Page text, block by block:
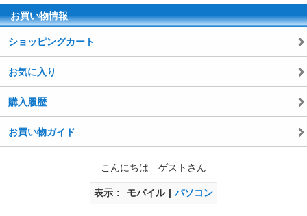
お買い物情報
ショッピングカート
お気に入り
購入履歴
お買い物ガイド
こんにちは ゲストさん
表示 モバイル パソコン